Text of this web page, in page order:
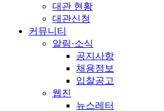
대관 현황
대관신청
커뮤니티
알림·소식
공지사항
채용정보
입찰공고
웹진
뉴스레터